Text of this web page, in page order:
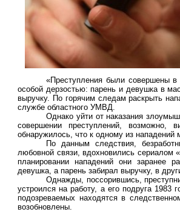
«Преступления были совершены
особой дерзостью: парень и девушка в
выручку. По горячим следам раскрыть
службе областного УМВД.
Однако уйти от наказания
совершении преступлений,
обнаружилось, что к одному из нападений
По данным следствия,
любовной связи, вдохновились сериалом
планировании нападений они заранее
девушка, а парень забирал выручку, в
Однажды, поссорившись,
устроился на работу, а его подруга 1983
подозреваемых находятся в
возобновлены.